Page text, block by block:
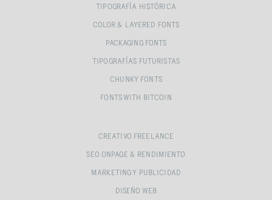
TIPOGRAFÍA HISTÓRICA
COLOR & LAYERED FONTS
PACKAGING FONTS
TIPOGRAFÍAS FUTURISTAS
CHUNKY FONTS
FONTS WITH BITCOIN
CREATIVO FREELANCE
SEO ONPAGE & RENDIMIENTO
MARKETING Y PUBLICIDAD
DISEÑO WEB